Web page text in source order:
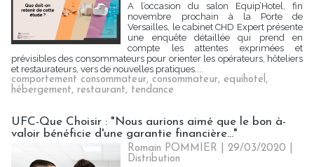
A l’occasion du salon Equip’Hotel, fin
novembre prochain à la Porte de
Versailles, le cabinet CHD Expert présente
une enquête détaillée qui prend en
compte les attentes exprimées et
prévisibles des consommateurs pour orienter les opérateurs, hôteliers
et restaurateurs, vers de nouvelles pratiques....
comportement consommateur, consommateur, equihotel,
hébergement, restaurant, tendance
UFC-Que Choisir : "Nous aurions aimé que le bon à-
valoir bénéficie d'une garantie financière..."
Romain POMMIER | 29/03/2020
Distribution